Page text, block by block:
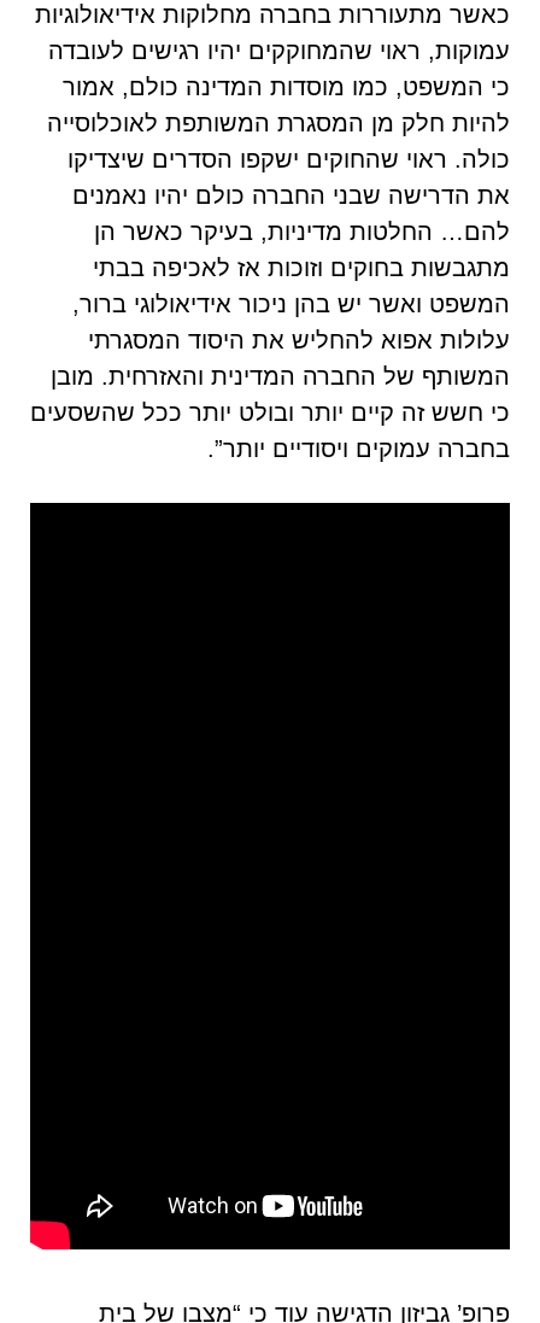
כאשר מתעוררות בחברה מחלוקות אידיאולוגיות
עמוקות, ראוי שהמחוקקים יהיו רגישים לעובדה
כי המשפט, כמו מוסדות המדינה כולם, אמור
להיות חלק מן המסגרת המשותפת לאוכלוסייה
כולה. ראוי שהחוקים ישקפו הסדרים שיצדיקו
את הדרישה שבני החברה כולם יהיו נאמנים
להם… החלטות מדיניות, בעיקר כאשר הן
מתגבשות בחוקים וזוכות אז לאכיפה בבתי
המשפט ואשר יש בהן ניכור אידיאולוגי ברור,
עלולות אפוא להחליש את היסוד המסגרתי
המשותף של החברה המדינית והאזרחית. מובן
כי חשש זה קיים יותר ובולט יותר ככל שהשסעים
בחברה עמוקים ויסודיים יותר”.
פרופ’ גביזון הדגישה עוד כי “מצבו של בית